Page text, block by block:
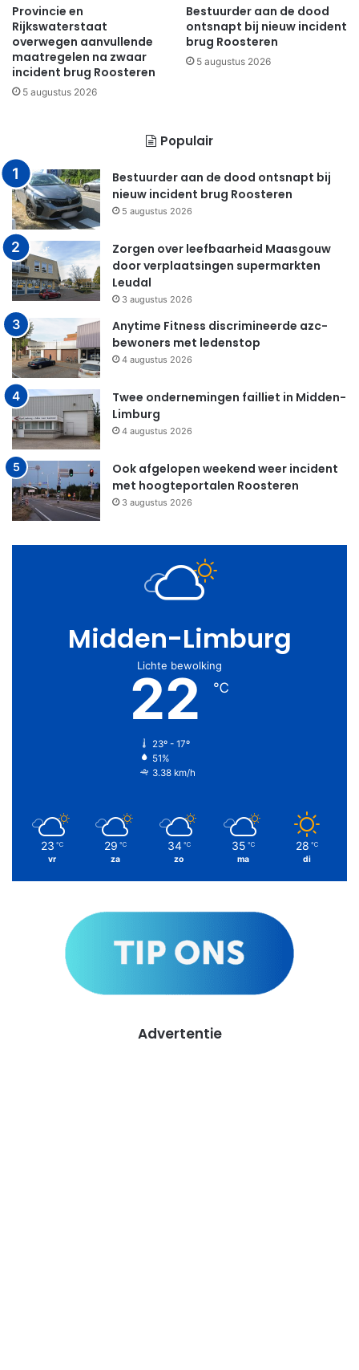
Provincie en
Rijkswaterstaat
overwegen aanvullende
maatregelen na zwaar
incident brug Roosteren
5 augustus 2026
Bestuurder aan de dood
ontsnapt bij nieuw incident
brug Roosteren
5 augustus 2026
Populair
Bestuurder aan de dood ontsnapt bij
nieuw incident brug Roosteren
5 augustus 2026
Zorgen over leefbaarheid Maasgouw
door verplaatsingen supermarkten
Leudal
3 augustus 2026
Anytime Fitness discrimineerde azc-
bewoners met ledenstop
4 augustus 2026
Twee ondernemingen failliet in Midden-
Limburg
4 augustus 2026
Ook afgelopen weekend weer incident
met hoogteportalen Roosteren
3 augustus 2026
Midden-Limburg
Lichte bewolking
22 ℃
23º - 17º
51%
3.38 km/h
23 ℃
vr
29 ℃
za
34 ℃
zo
35 ℃
ma
28 ℃
di
Advertentie